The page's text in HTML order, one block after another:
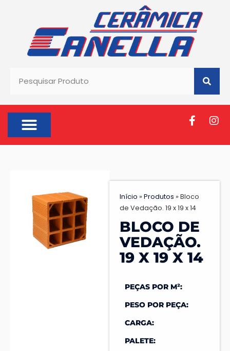
Início »Produtos »Bloco
de Vedação. 19 x 19 x 14
BLOCO DE
VEDAÇÃO.
19 X 19 X 14
PEÇAS POR M²:
PESO POR PEÇA:
CARGA:
PALETE: